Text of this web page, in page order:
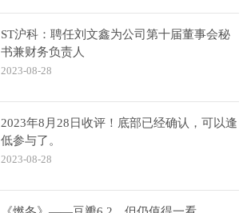
ST沪科：聘任刘文鑫为公司第十届董事会秘
书兼财务负责人
2023-08-28
2023年8月28日收评！底部已经确认，可以逢
低参与了。
2023-08-28